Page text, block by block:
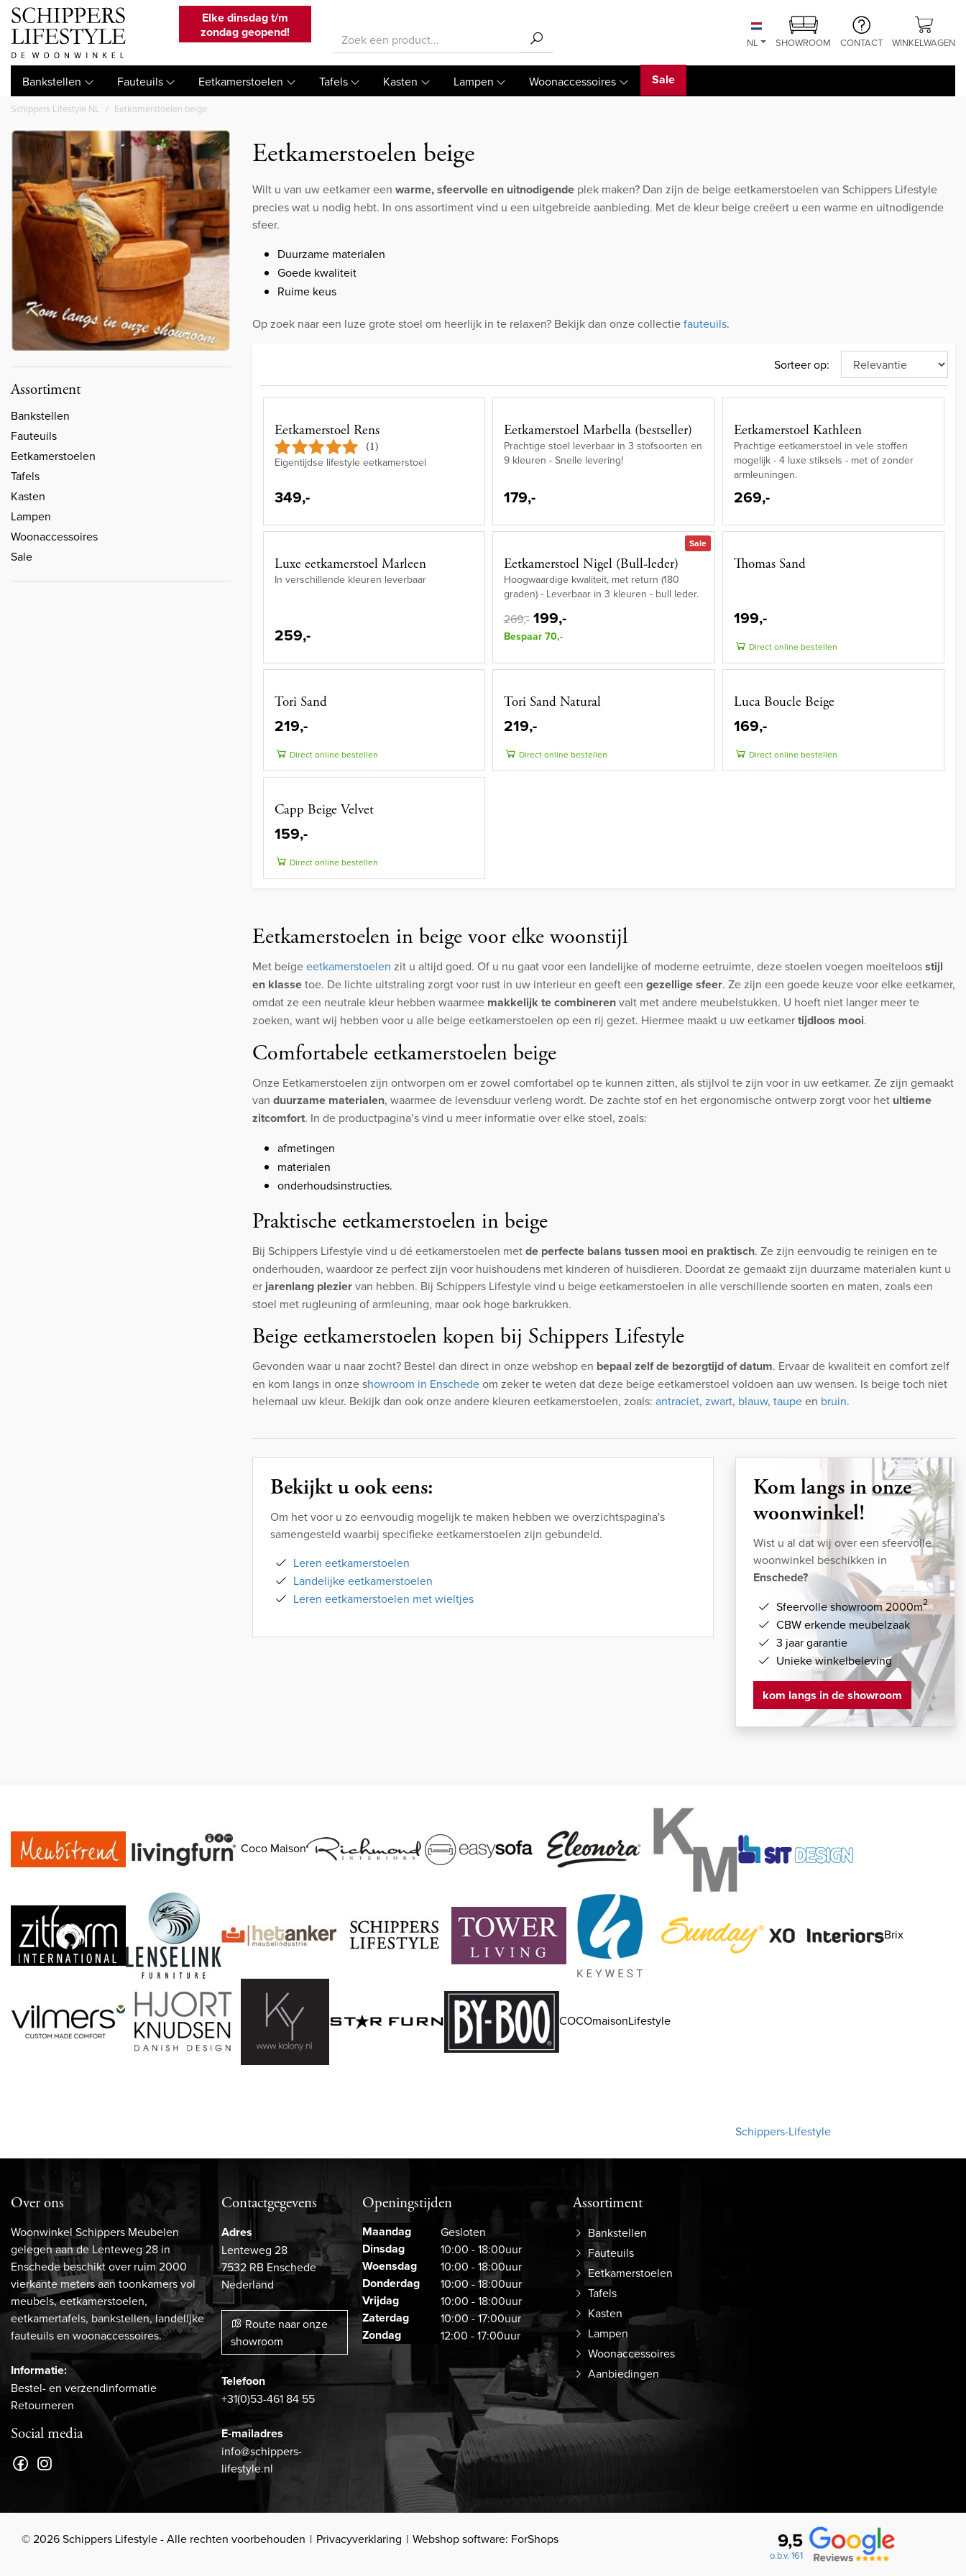
Elke dinsdag t/m
zondag geopend!
NL SHOWROOM CONTACT WINKELWAGEN
Bankstellen Fauteuils Eetkamerstoelen Tafels Kasten Lampen Woonaccessoires Sale
Schippers Lifestyle NL Eetkamerstoelen beige
Assortiment
Bankstellen
Fauteuils
Eetkamerstoelen
Tafels
Kasten
Lampen
Woonaccessoires
Sale
Eetkamerstoelen beige
Wilt u van uw eetkamer een warme, sfeervolle en uitnodigende plek maken? Dan zijn de beige eetkamerstoelen van Schippers Lifestyle
precies wat u nodig hebt. In ons assortiment vind u een uitgebreide aanbieding. Met de kleur beige creëert u een warme en uitnodigende
sfeer.
Duurzame materialen
Goede kwaliteit
Ruime keus
Op zoek naar een luze grote stoel om heerlijk in te relaxen? Bekijk dan onze collectiefauteuils.
Sorteer op:
Eetkamerstoel Rens
(1)
Eigentijdse lifestyle eetkamerstoel
349,-
Eetkamerstoel Marbella (bestseller)
Prachtige stoel leverbaar in 3 stofsoorten en
9 kleuren - Snelle levering!
179,-
Eetkamerstoel Kathleen
Prachtige eetkamerstoel in vele stoffen
mogelijk - 4 luxe stiksels - met of zonder
armleuningen.
269,-
Luxe eetkamerstoel Marleen
In verschillende kleuren leverbaar
259,-
Sale
Eetkamerstoel Nigel (Bull-leder)
Hoogwaardige kwaliteit, met return (180
graden) - Leverbaar in 3 kleuren - bull leder.
269,- 199,-
Bespaar 70,-
Thomas Sand
199,-
Direct online bestellen
Tori Sand
219,-
Direct online bestellen
Tori Sand Natural
219,-
Direct online bestellen
Luca Boucle Beige
169,-
Direct online bestellen
Capp Beige Velvet
159,-
Direct online bestellen
Eetkamerstoelen in beige voor elke woonstijl
Met beigeeetkamerstoelen zit u altijd goed. Of u nu gaat voor een landelijke of moderne eetruimte, deze stoelen voegen moeiteloosstijl
en klassetoe. De lichte uitstraling zorgt voor rust in uw interieur en geeft een gezellige sfeer. Ze zijn een goede keuze voor elke eetkamer,
omdat ze een neutrale kleur hebben waarmee makkelijk te combinerenvalt met andere meubelstukken. U hoeft niet langer meer te
zoeken, want wij hebben voor u alle beige eetkamerstoelen op een rij gezet. Hiermee maakt u uw eetkamertijdloos mooi.
Comfortabele eetkamerstoelen beige
Onze Eetkamerstoelen zijn ontworpen om er zowel comfortabel op te kunnen zitten, als stijlvol te zijn voor in uw eetkamer. Ze zijn gemaakt
van duurzame materialen, waarmee de levensduur verleng wordt. De zachte stof en het ergonomische ontwerp zorgt voor het ultieme
zitcomfort. In de productpagina’s vind u meer informatie over elke stoel, zoals:
afmetingen
materialen
onderhoudsinstructies.
Praktische eetkamerstoelen in beige
Bij Schippers Lifestyle vind u dé eetkamerstoelen metde perfecte balans tussen mooi en praktisch. Ze zijn eenvoudig te reinigen en te
onderhouden, waardoor ze perfect zijn voor huishoudens met kinderen of huisdieren. Doordat ze gemaakt zijn duurzame materialen kunt u
er jarenlang pleziervan hebben. Bij Schippers Lifestyle vind u beige eetkamerstoelen in alle verschillende soorten en maten, zoals een
stoel met rugleuning of armleuning, maar ook hoge barkrukken.
Beige eetkamerstoelen kopen bij Schippers Lifestyle
Gevonden waar u naar zocht? Bestel dan direct in onze webshop en bepaal zelf de bezorgtijd of datum. Ervaar de kwaliteit en comfort zelf
en kom langs in onze showroom in Enschedeom zeker te weten dat deze beige eetkamerstoel voldoen aan uw wensen. Is beige toch niet
helemaal uw kleur. Bekijk dan ook onze andere kleuren eetkamerstoelen, zoals: antraciet, zwart, blauw, taupeen bruin.
Bekijkt u ook eens:
Om het voor u zo eenvoudig mogelijk te maken hebben we overzichtspagina's
samengesteld waarbij specifieke eetkamerstoelen zijn gebundeld.
Leren eetkamerstoelen
Landelijke eetkamerstoelen
Leren eetkamerstoelen met wieltjes
Kom langs in onze
woonwinkel!
Wist u al dat wij over een sfeervolle
woonwinkel beschikken in
Enschede?
Sfeervolle showroom 2000m2
CBW erkende meubelzaak
3 jaar garantie
Unieke winkelbeleving
kom langs in de showroom
Coco Maison
Brix
COCOmaisonLifestyle
Over ons
Woonwinkel Schippers Meubelen
gelegen aan de Lenteweg 28 in
Enschede beschikt over ruim 2000
vierkante meters aan toonkamers vol
meubels, eetkamerstoelen,
eetkamertafels, bankstellen, landelijke
fauteuils en woonaccessoires.
Informatie:
Bestel- en verzendinformatie
Retourneren
Social media
Contactgegevens
Adres
Lenteweg 28
7532 RB Enschede
Nederland
Route naar onze
showroom
Telefoon
+31(0)53-461 84 55
E-mailadres
info@schippers-
lifestyle.nl
Openingstijden
Maandag Gesloten
Dinsdag 10:00 - 18:00uur
Woensdag 10:00 - 18:00uur
Donderdag 10:00 - 18:00uur
Vrijdag 10:00 - 18:00uur
Zaterdag 10:00 - 17:00uur
Zondag 12:00 - 17:00uur
Assortiment
Bankstellen
Fauteuils
Eetkamerstoelen
Tafels
Kasten
Lampen
Woonaccessoires
Aanbiedingen
Schippers-Lifestyle
© 2026 Schippers Lifestyle - Alle rechten voorbehouden Privacyverklaring Webshop software: ForShops 9,5
o.b.v. 161